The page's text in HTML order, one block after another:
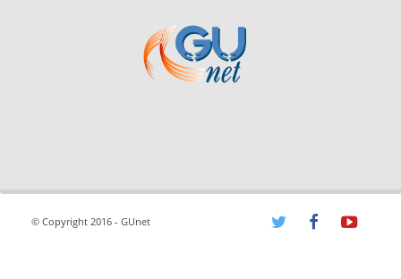
© Copyright 2016 - GUnet